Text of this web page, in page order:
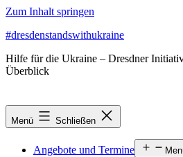
Zum Inhalt springen
#dresdenstandswithukraine
Hilfe für die Ukraine – Dresdner
Überblick
Menü Schließen
Angebote und Termine